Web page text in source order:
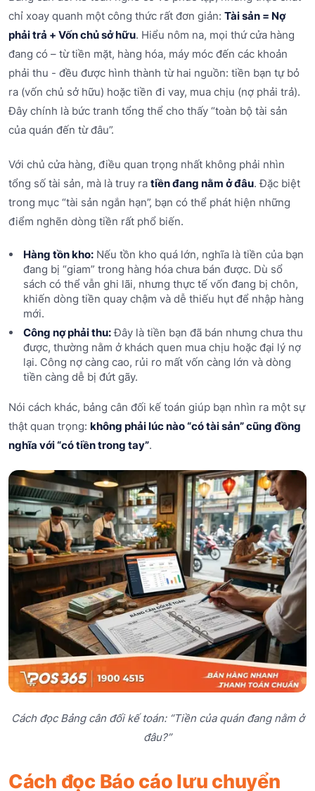
chỉ xoay quanh một công thức rất đơn giản: Tài sản = Nợ
phải trả + Vốn chủ sở hữu. Hiểu nôm na, mọi thứ cửa hàng
đang có – từ tiền mặt, hàng hóa, máy móc đến các khoản
phải thu - đều được hình thành từ hai nguồn: tiền bạn tự bỏ
ra (vốn chủ sở hữu) hoặc tiền đi vay, mua chịu (nợ phải trả).
Đây chính là bức tranh tổng thể cho thấy “toàn bộ tài sản
của quán đến từ đâu”.
Với chủ cửa hàng, điều quan trọng nhất không phải nhìn
tổng số tài sản, mà là truy ra tiền đang nằm ở đâu. Đặc biệt
trong mục “tài sản ngắn hạn”, bạn có thể phát hiện những
điểm nghẽn dòng tiền rất phổ biến.
Hàng tồn kho:Nếu tồn kho quá lớn, nghĩa là tiền của bạn
đang bị “giam” trong hàng hóa chưa bán được. Dù sổ
sách có thể vẫn ghi lãi, nhưng thực tế vốn đang bị chôn,
khiến dòng tiền quay chậm và dễ thiếu hụt để nhập hàng
mới.
Công nợ phải thu:Đây là tiền bạn đã bán nhưng chưa thu
được, thường nằm ở khách quen mua chịu hoặc đại lý nợ
lại. Công nợ càng cao, rủi ro mất vốn càng lớn và dòng
tiền càng dễ bị đứt gãy.
Nói cách khác, bảng cân đối kế toán giúp bạn nhìn ra một sự
thật quan trọng: không phải lúc nào “có tài sản” cũng đồng
nghĩa với “có tiền trong tay”.
Cách đọc Bảng cân đối kế toán: “Tiền của quán đang nằm ở
đâu?”
Cách đọc Báo cáo lưu chuyển